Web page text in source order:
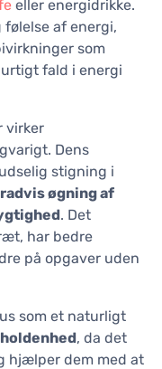
eller energidrikke.
følelse af energi,
som
fald i energi
virker
Dens
stigning i
øgning af
. Det
har bedre
på opgaver uden
som et naturligt
, da det
hjælper dem med at